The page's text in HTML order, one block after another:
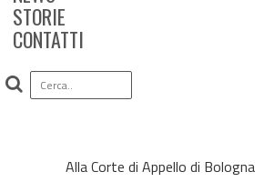
STORIE
CONTATTI
Alla Corte di Appello di Bologna